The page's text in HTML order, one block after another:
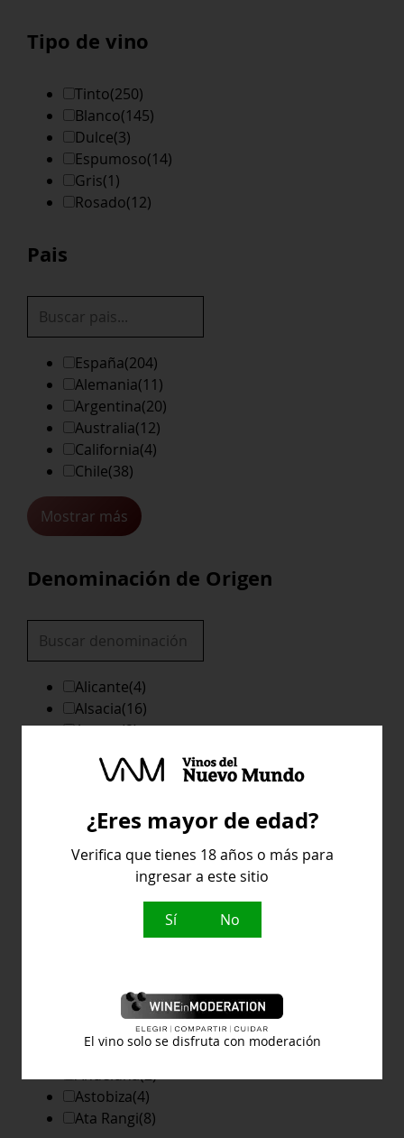
Tipo de vino
Tinto(250)
Blanco(145)
Dulce(3)
Espumoso(14)
Gris(1)
Rosado(12)
Pais
España(204)
Alemania(11)
Argentina(20)
Australia(12)
California(4)
Chile(38)
Mostrar más
Denominación de Origen
Alicante(4)
Alsacia(16)
Azores(2)
Bierzo(15)
Abadia Retuerta(4)
Adega DO Vulcao(2)
Andeluna(2)
Astobiza(4)
Ata Rangi(8)
¿Eres mayor de edad?
Verifica que tienes 18 años o más para
ingresar a este sitio
Sí No
El vino solo se disfruta con moderación